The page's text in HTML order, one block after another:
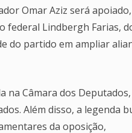
Omar Aziz será
federal Lindbergh Farias,
do partido em ampliar
na Câmara dos
Além disso, a legenda
da oposição,